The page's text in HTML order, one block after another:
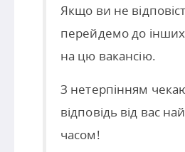
Якщо ви не
перейдемо до інших
на цю вакансію.
З нетерпінням
відповідь від вас
часом!